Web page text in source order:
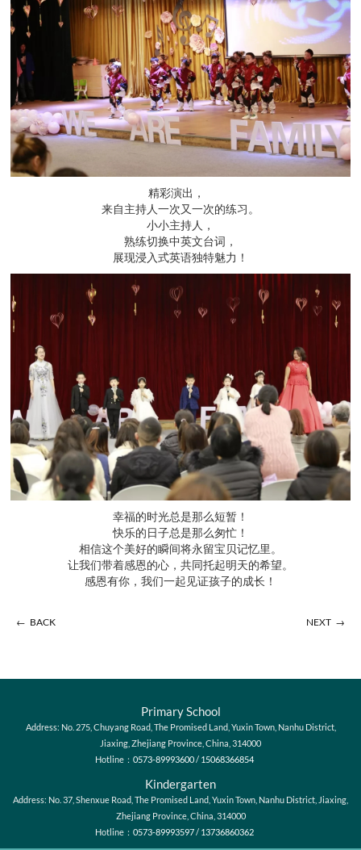
精彩演出，
来自主持人一次又一次的练习。
小小主持人，
熟练切换中英文台词，
展现浸入式英语独特魅力！
幸福的时光总是那么短暂！
快乐的日子总是那么匆忙！
相信这个美好的瞬间将永留宝贝记忆里。
让我们带着感恩的心，共同托起明天的希望。
感恩有你，我们一起见证孩子的成长！
← BACK NEXT →
Primary School
Address: No. 275, Chuyang Road, The Promised Land, Yuxin Town, Nanhu District,
Jiaxing, Zhejiang Province, China, 314000
Hotline： 0573-89993600/ 15068366854
Kindergarten
Address: No. 37, Shenxue Road, The Promised Land, Yuxin Town, Nanhu District, Jiaxing,
Zhejiang Province, China, 314000
Hotline： 0573-89993597/ 13736860362